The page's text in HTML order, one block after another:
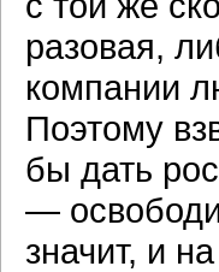
разовая,
компании
Поэтому
бы дать
—
значит, и